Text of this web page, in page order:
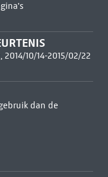
10/14-2015/02/22
dan de